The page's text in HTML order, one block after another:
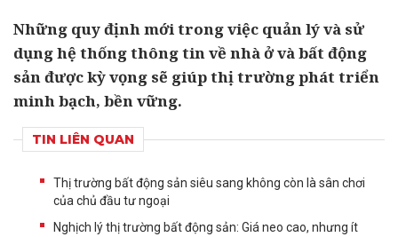
Những quy định mới trong việc quản lý và sử
dụng hệ thống thông tin về nhà ở và bất động
sản được kỳ vọng sẽ giúp thị trường phát triển
minh bạch, bền vững.
TIN LIÊN QUAN
Thị trường bất động sản siêu sang không còn là sân chơi
của chủ đầu tư ngoại
Nghịch lý thị trường bất động sản: Giá neo cao, nhưng ít